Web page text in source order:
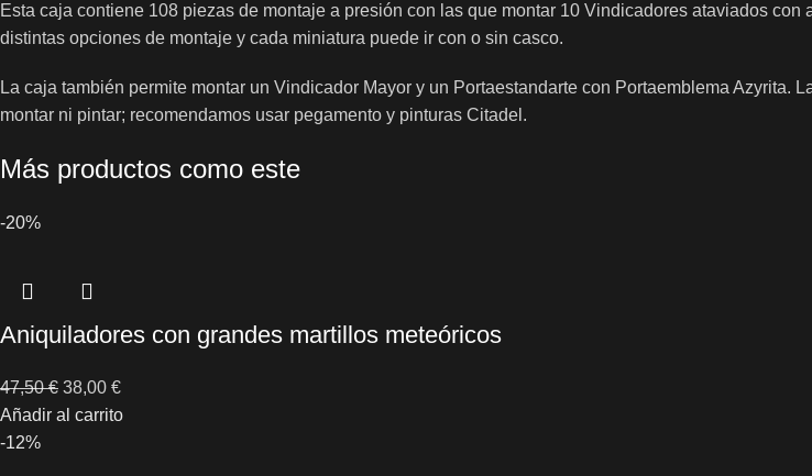
Esta caja contiene 108 piezas de montaje a presión con las que montar 10 Vindicadores ataviados
distintas opciones de montaje y cada miniatura puede ir con o sin casco.
La caja también permite montar un Vindicador Mayor y un Portaestandarte con Portaemblema
montar ni pintar; recomendamos usar pegamento y pinturas Citadel.
Más productos como este
-20%
Aniquiladores con grandes martillos meteóricos
47,50€ 38,00 €
Añadir al carrito
-12%